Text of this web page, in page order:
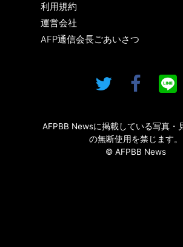
利用規約
運営会社
AFP通信会長ごあいさつ
AFPBB Newsに掲載している写真・
の無断使用を禁じます。
© AFPBB News